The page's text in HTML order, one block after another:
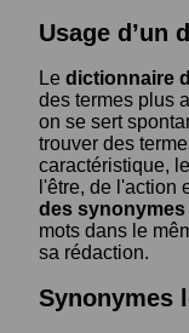
Usage d’un
Le dictionnaire
des termes plus
on se sert
trouver des
caractéristique,
l'être, de l'action
des synonymes
mots dans le
sa rédaction.
Synonymes